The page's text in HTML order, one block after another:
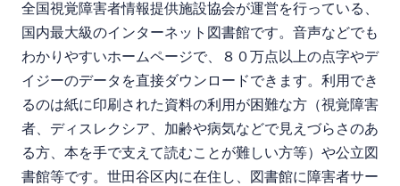
全国視覚障害者情報提供施設協会が運営を行っている、
国内最大級のインターネット図書館です。音声などでも
わかりやすいホームページで、８０万点以上の点字やデ
イジーのデータを直接ダウンロードできます。利用でき
るのは紙に印刷された資料の利用が困難な方（視覚障害
者、ディスレクシア、加齢や病気などで見えづらさのあ
る方、本を手で支えて読むことが難しい方等）や公立図
書館等です。世田谷区内に在住し、図書館に障害者サー